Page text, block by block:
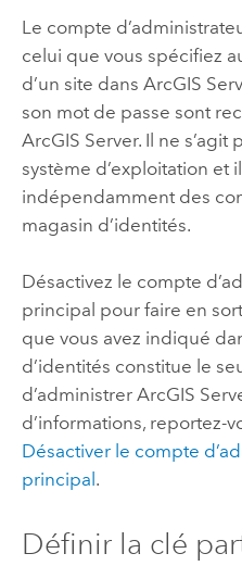
Le compte
celui que vous spécifiez
d’un site dans ArcGIS
son mot de passe sont
ArcGIS Server. Il ne s’agit
système d’exploitation et
indépendamment des
magasin d’identités.
Désactivez le compte
principal pour faire en
que vous avez indiqué
d’identités constitue le
d’administrer ArcGIS
d’informations, reportez-
Désactiver le compte
principal .
Définir la clé